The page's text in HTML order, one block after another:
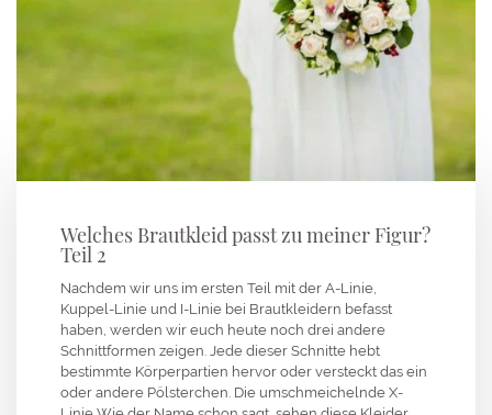
Welches Brautkleid passt zu meiner Figur?
Teil 2
Nachdem wir uns im ersten Teil mit der A-Linie,
Kuppel-Linie und I-Linie bei Brautkleidern befasst
haben, werden wir euch heute noch drei andere
Schnittformen zeigen. Jede dieser Schnitte hebt
bestimmte Körperpartien hervor oder versteckt das ein
oder andere Pölsterchen. Die umschmeichelnde X-